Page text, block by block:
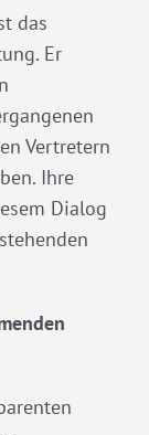
das
Er
Vertretern
Ihre
Dialog